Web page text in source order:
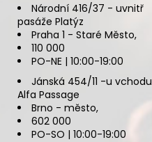
Národní 416/37 - uvnitř
pasáže Platýz
Praha 1 - Staré Město,
110 000
PO-NE | 10:00-19:00
Jánská 454/11 -u vchodu
Alfa Passage
Brno - město,
602 000
PO-SO | 10:00-19:00